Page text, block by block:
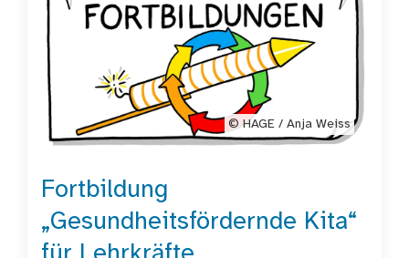
©️ HAGE / Anja Weiss
Fortbildung
„Gesundheitsfördernde Kita“